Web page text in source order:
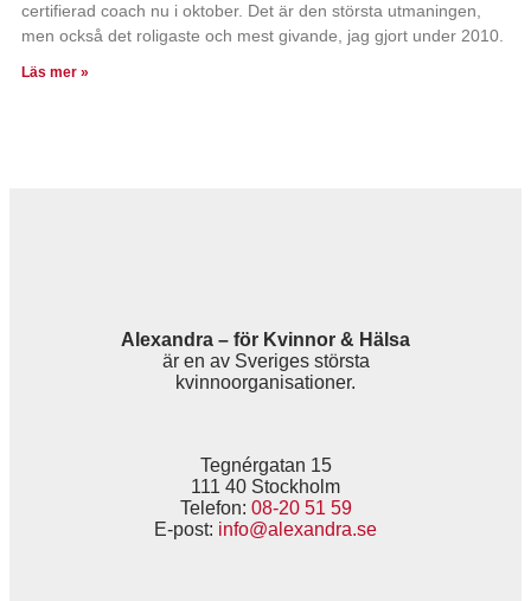
certifierad coach nu i oktober. Det är den största utmaningen,
men också det roligaste och mest givande, jag gjort under 2010.
Läs mer »
Alexandra – för Kvinnor & Hälsa
är en av Sveriges största
kvinnoorganisationer.
Tegnérgatan 15
111 40 Stockholm
Telefon: 08-20 51 59
E-post: info@alexandra.se